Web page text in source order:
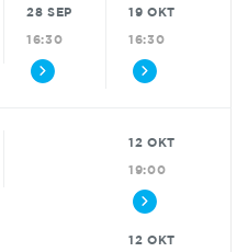
28 SEP
16:30
19 OKT
16:30
12 OKT
19:00
12 OKT